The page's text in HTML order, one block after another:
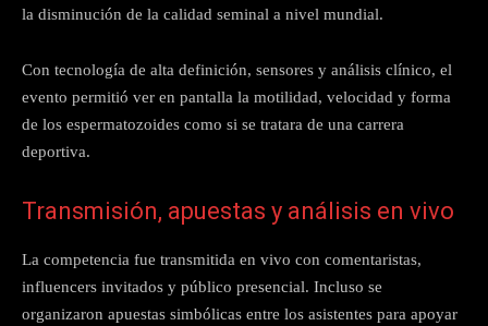
la disminución de la calidad seminal a nivel mundial.
Con tecnología de alta definición, sensores y análisis clínico, el
evento permitió ver en pantalla la motilidad, velocidad y forma
de los espermatozoides como si se tratara de una carrera
deportiva.
Transmisión, apuestas y análisis en vivo
La competencia fue transmitida en vivo con comentaristas,
influencers invitados y público presencial. Incluso se
organizaron apuestas simbólicas entre los asistentes para apoyar